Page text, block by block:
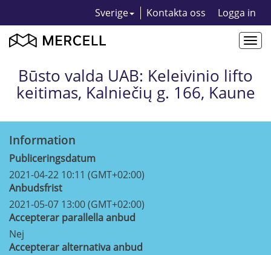
Sverige Kontakta oss Logga in
Būsto valda UAB: Keleivinio lifto
keitimas, Kalniečių g. 166, Kaune
Information
Publiceringsdatum
2021-04-22 10:11 (GMT+02:00)
Anbudsfrist
2021-05-07 13:00 (GMT+02:00)
Accepterar parallella anbud
Nej
Accepterar alternativa anbud